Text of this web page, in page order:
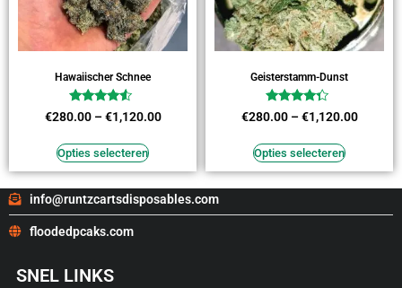
Hawaiischer Schnee
Waardering
4.27
€280.00–€1,120.00
Opties selecteren
Geisterstamm-Dunst
Waardering
4.09
€280.00–€1,120.00
Opties selecteren
info@runtzcartsdisposables.com
floodedpcaks.com
SNEL LINKS